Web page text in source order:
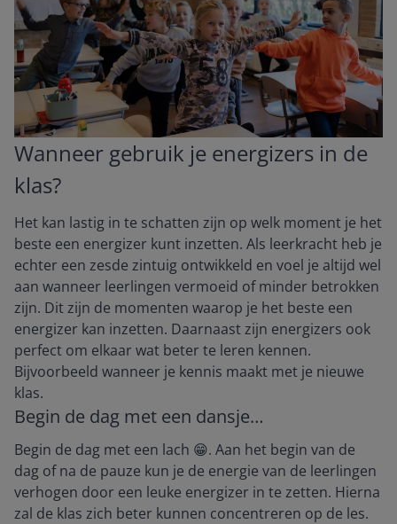
Wanneer gebruik je energizers in de
klas?
Het kan lastig in te schatten zijn op welk moment je het
beste een energizer kunt inzetten. Als leerkracht heb je
echter een zesde zintuig ontwikkeld en voel je altijd wel
aan wanneer leerlingen vermoeid of minder betrokken
zijn. Dit zijn de momenten waarop je het beste een
energizer kan inzetten. Daarnaast zijn energizers ook
perfect om elkaar wat beter te leren kennen.
Bijvoorbeeld wanneer je kennis maakt met je nieuwe
klas.
Begin de dag met een dansje…
Begin de dag met een lach 😁. Aan het begin van de
dag of na de pauze kun je de energie van de leerlingen
verhogen door een leuke energizer in te zetten. Hierna
zal de klas zich beter kunnen concentreren op de les.